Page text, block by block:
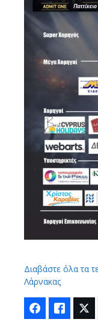
Διαβάστε όλα τα
Λάρνακας
FacebookLike